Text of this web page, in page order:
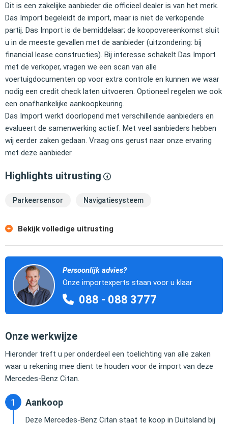
Dit is een zakelijke aanbieder die officieel dealer is van het merk.
Das Import begeleidt de import, maar is niet de verkopende
partij. Das Import is de bemiddelaar; de koopovereenkomst sluit
u in de meeste gevallen met de aanbieder (uitzondering: bij
financial lease constructies). Bij interesse schakelt Das Import
met de verkoper, vragen we een scan van alle
voertuigdocumenten op voor extra controle en kunnen we waar
nodig een credit check laten uitvoeren. Optioneel regelen we ook
een onafhankelijke aankoopkeuring.
Das Import werkt doorlopend met verschillende aanbieders en
evalueert de samenwerking actief. Met veel aanbieders hebben
wij eerder zaken gedaan. Vraag ons gerust naar onze ervaring
met deze aanbieder.
Highlights uitrusting
Parkeersensor Navigatiesysteem
Bekijk volledige uitrusting
Persoonlijk advies?
Onze importexperts staan voor u klaar
088 - 088 3777
Onze werkwijze
Hieronder treft u per onderdeel een toelichting van alle zaken
waar u rekening mee dient te houden voor de import van deze
Mercedes-Benz Citan.
Aankoop
Deze Mercedes-Benz Citan staat te koop in Duitsland bij